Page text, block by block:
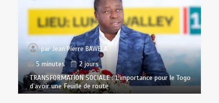
parJean Pierre BAWELA
5 minutes
2 jours
TRANSFORMATION SOCIALE : L’importance pour le Togo
d’avoir une Feuille de route